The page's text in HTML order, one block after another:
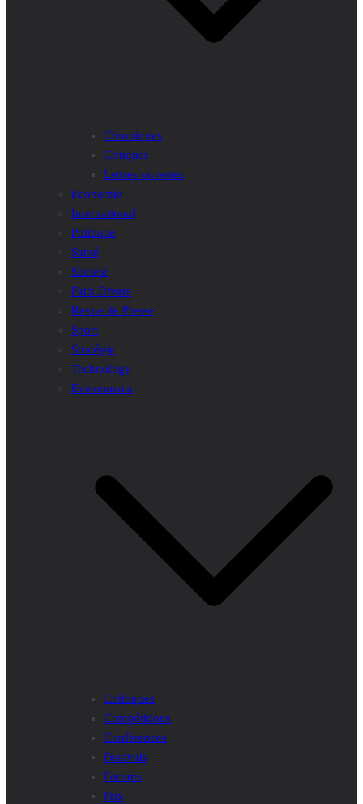
Chroniques
Critiques
Lettres ouvertes
Economie
International
Politique
Santé
Société
Faits Divers
Revue de Presse
Sport
Stratégie
Technology
Evenements
Colloques
Compétitions
Conférences
Festivals
Forums
Prix